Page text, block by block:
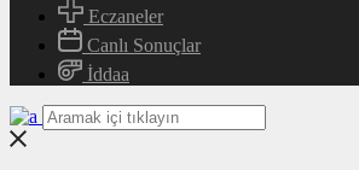
Eczaneler
Canlı Sonuçlar
İddaa